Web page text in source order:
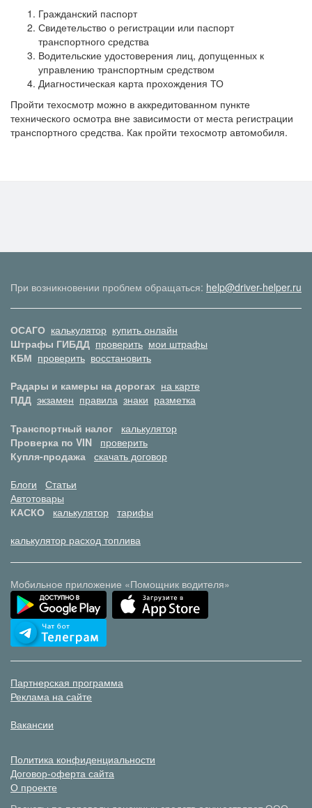
Гражданский паспорт
Свидетельство о регистрации или паспорт
транспортного средства
Водительские удостоверения лиц, допущенных к
управлению транспортным средством
Диагностическая карта прохождения ТО
Пройти техосмотр можно в аккредитованном пункте
технического осмотра вне зависимости от места регистрации
транспортного средства. Как пройти техосмотр автомобиля.
При возникновении проблем обращаться: help@driver-helper.ru
ОСАГО калькулятор купить онлайн
Штрафы ГИБДД проверить мои штрафы
КБМ проверить восстановить
Радары и камеры на дорогах на карте
ПДД экзамен правила знаки разметка
Транспортный налог
калькулятор
Проверка по VIN
проверить
Купля-продажа скачать договор
Блоги
Статьи
Автотовары
КАСКО
калькулятор тарифы
калькулятор расход топлива
Мобильное приложение «Помощник водителя»
Партнерская программа
Реклама на сайте
Вакансии
Политика конфиденциальности
Договор-оферта сайта
О проекте